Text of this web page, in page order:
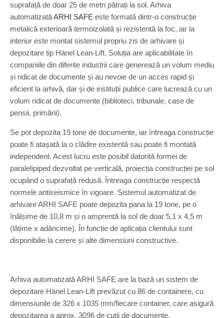
suprafață de doar 25 de metri pătrați la sol. Arhiva
automatizatăARHI SAFE este formată dintr-o construcție
metalică exterioară termoizolată și rezistentă la foc, iar la
interior este montat sistemul propriu zis de arhivare și
depozitare tip Hänel Lean-Lift. Soluția are aplicabilitate în
companiile din diferite industrii care generează un volum mediu
și ridicat de documente și au nevoie de un acces rapid și
eficient la arhivă, dar și de instituții publice care lucrează cu un
volum ridicat de documente (biblioteci, tribunale, case de
pensii, primării).
Se pot depozita 19 tone de documente, iar întreaga construcție
poate fi atașată la o clădire existentă sau poate fi montată
independent. Acest lucru este posibil datorită formei de
paralelipiped dezvoltat pe verticală, proiecția construcției pe sol
ocupând o suprafață redusă. Întreaga construcție respectă
normele antiseismice în vigoare. Sistemul automatizat de
arhivare ARHI SAFE poate depozita pana la 19 tone, pe o
înălșime de 10,8 m și o amprentă la sol de doar 5,1 x 4,5 m
(lățime x adâncime). În funcție de aplicația clientului sunt
disponibilie la cerere și alte dimensiuni constructive.
Arhiva automatizată ARHI SAFE are la bază un sistem de
depozitare Hänel Lean-Lift prevăzut cu 86 de containere, cu
dimensiunile de 326 x 1035 mm/fiecare container, care asigură
depozitarea a aprox. 3096 de cutii de documente.